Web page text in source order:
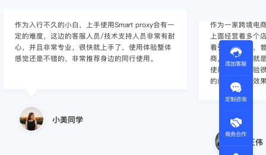
作为入行不久的小白，上手使用Smart proxy会有一
定的难度，这边的客服人员/技术支持人员非常有耐
心，并且非常专业，很快就上手了，使用体验整体
感觉还是不错的，非常推荐身边的同行使用。
小美同学
作为一家跨境电
上面经营着多个
着强烈的需求，
商，不是断网就
使用效果，体验
的问题，使用效
王伟
添加客服
定制咨询
商务合作